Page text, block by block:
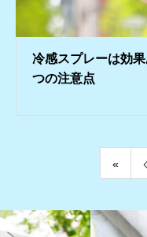
冷感スプレーは効
つの注意点
«